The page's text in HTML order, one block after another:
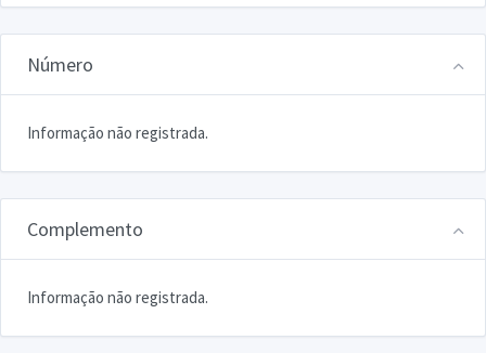
Número
Informação não registrada.
Complemento
Informação não registrada.